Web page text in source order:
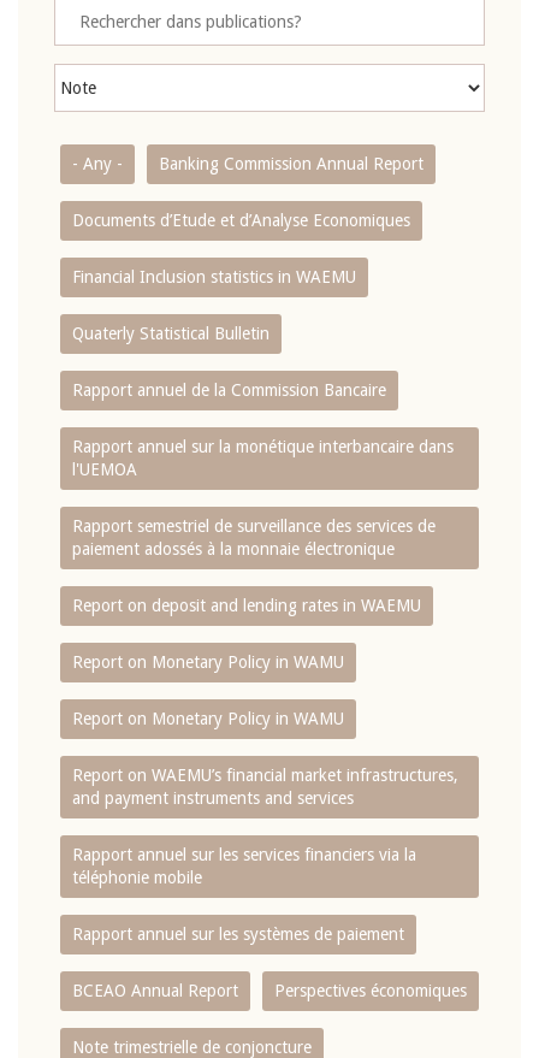
- Any - Banking Commission Annual Report
Documents d’Etude et d’Analyse Economiques
Financial Inclusion statistics in WAEMU
Quaterly Statistical Bulletin
Rapport annuel de la Commission Bancaire
Rapport annuel sur la monétique interbancaire dans
l'UEMOA
Rapport semestriel de surveillance des services de
paiement adossés à la monnaie électronique
Report on deposit and lending rates in WAEMU
Report on Monetary Policy in WAMU
Report on Monetary Policy in WAMU
Report on WAEMU’s financial market infrastructures,
and payment instruments and services
Rapport annuel sur les services financiers via la
téléphonie mobile
Rapport annuel sur les systèmes de paiement
BCEAO Annual Report Perspectives économiques
Note trimestrielle de conjoncture